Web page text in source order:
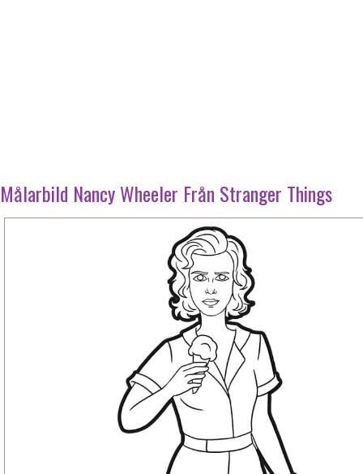
Målarbild Nancy Wheeler Från Stranger Things